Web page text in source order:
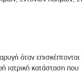
όταν επισκέπτονται
ιατρική κατάσταση που